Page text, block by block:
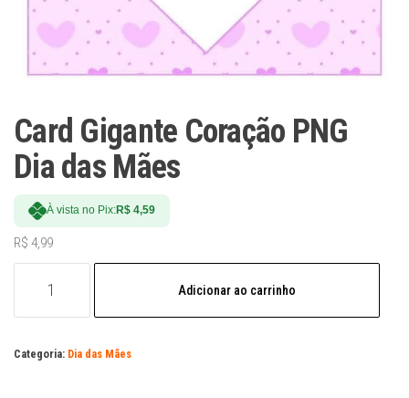
Card Gigante Coração PNG
Dia das Mães
À vista no Pix:R$ 4,59
R$ 4,99
Gigante
Coração
Dia
Adicionar ao carrinho
Categoria: Dia das Mães